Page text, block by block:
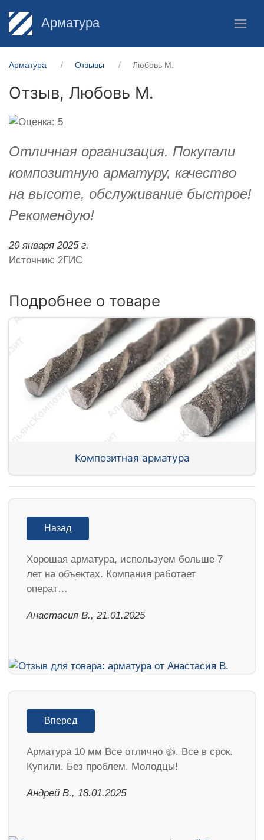
Арматура
Арматура Отзывы Любовь М.
Отзыв, Любовь М.
Отличная организация. Покупали
композитную арматуру, качество
на высоте, обслуживание быстрое!
Рекомендую!
20 января 2025 г.
Источник: 2ГИС
Подробнее о товаре
Композитная арматура
Назад
Хорошая арматура, используем больше 7
лет на объектах. Компания работает
операт…
Анастасия В., 21.01.2025
Вперед
Арматура 10 мм Все отлично 👍. Все в срок.
Купили. Без проблем. Молодцы!
Андрей В., 18.01.2025